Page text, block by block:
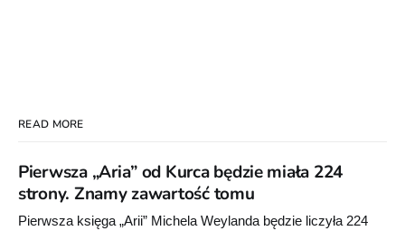
READ MORE
Pierwsza „Aria” od Kurca będzie miała 224
strony. Znamy zawartość tomu
Pierwsza księga „Arii” Michela Weylanda będzie liczyła 224